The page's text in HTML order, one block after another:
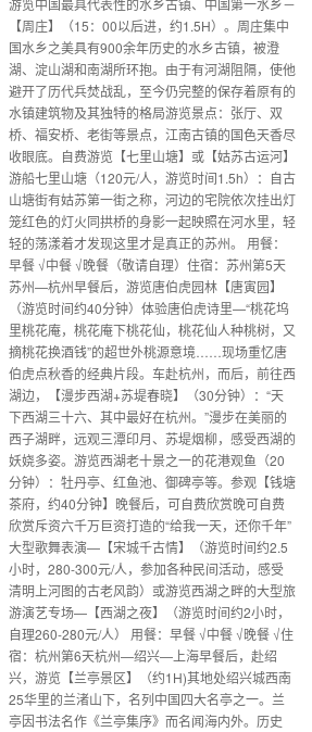
游览中国最具代表性的水乡古镇、中国第一水乡－
【周庄】（15：00以后进，约1.5H）。周庄集中
国水乡之美具有900余年历史的水乡古镇，被澄
湖、淀山湖和南湖所环抱。由于有河湖阻隔，使他
避开了历代兵焚战乱，至今仍完整的保存着原有的
水镇建筑物及其独特的格局游览景点：张厅、双
桥、福安桥、老街等景点，江南古镇的国色天香尽
收眼底。自费游览【七里山塘】或【姑苏古运河】
游船七里山塘（120元/人，游览时间1.5h）：自古
山塘街有姑苏第一街之称，河边的宅院依次挂出灯
笼红色的灯火同拱桥的身影一起映照在河水里，轻
轻的荡漾着才发现这里才是真正的苏州。 用餐：
早餐 √中餐 √晚餐（敬请自理）住宿：苏州第5天
苏州—杭州早餐后，游览唐伯虎园林【唐寅园】
（游览时间约40分钟）体验唐伯虎诗里—“桃花坞
里桃花庵，桃花庵下桃花仙，桃花仙人种桃树，又
摘桃花换酒钱”的超世外桃源意境……现场重忆唐
伯虎点秋香的经典片段。车赴杭州，而后，前往西
湖边，【漫步西湖+苏堤春晓】（30分钟）：“天
下西湖三十六、其中最好在杭州。”漫步在美丽的
西子湖畔，远观三潭印月、苏堤烟柳，感受西湖的
妖娆多姿。游览西湖老十景之一的花港观鱼（20
分钟）：牡丹亭、红鱼池、御碑亭等。参观【钱塘
茶府，约40分钟】晚餐后，可自费欣赏晚可自费
欣赏斥资六千万巨资打造的“给我一天，还你千年”
大型歌舞表演—【宋城千古情】（游览时间约2.5
小时，280-300元/人，参加各种民间活动，感受
清明上河图的古老风韵）或游览西湖之畔的大型旅
游演艺专场—【西湖之夜】（游览时间约2小时，
自理260-280元/人） 用餐：早餐 √中餐 √晚餐 √住
宿：杭州第6天杭州—绍兴—上海早餐后，赴绍
兴，游览【兰亭景区】（约1H)其地处绍兴城西南
25华里的兰渚山下，名列中国四大名亭之一。兰
亭因书法名作《兰亭集序》而名闻海内外。历史